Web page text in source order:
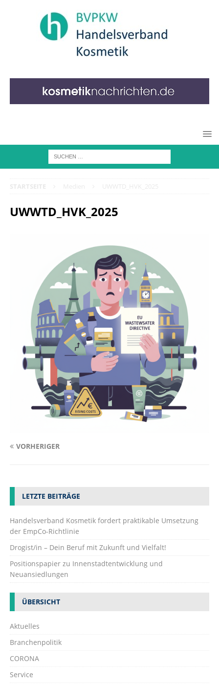
UWWTD_HVK_2025
VORHERIGER
LETZTE BEITRÄGE
Handelsverband Kosmetik fordert praktikable Umsetzung
der EmpCo-Richtlinie
Drogist/in – Dein Beruf mit Zukunft und Vielfalt!
Positionspapier zu Innenstadtentwicklung und
Neuansiedlungen
ÜBERSICHT
Aktuelles
Branchenpolitik
CORONA
Service